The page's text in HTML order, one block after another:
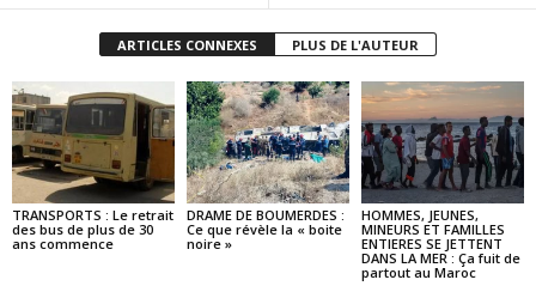
ARTICLES CONNEXES PLUS DE L'AUTEUR
TRANSPORTS : Le retrait
des bus de plus de 30
ans commence
DRAME DE BOUMERDES :
Ce que révèle la « boite
noire »
HOMMES, JEUNES,
MINEURS ET FAMILLES
ENTIERES SE JETTENT
DANS LA MER : Ça fuit de
partout au Maroc